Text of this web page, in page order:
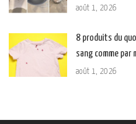
août 1, 2026
8 produits du
sang comme par
août 1, 2026